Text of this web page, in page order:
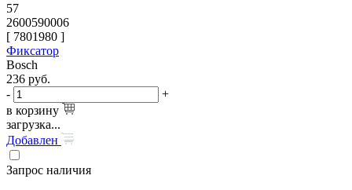
57
2600590006
[ 7801980 ]
Фиксатор
Bosch
236 руб.
-
+
в корзину
загрузка...
Добавлен
Запрос наличия